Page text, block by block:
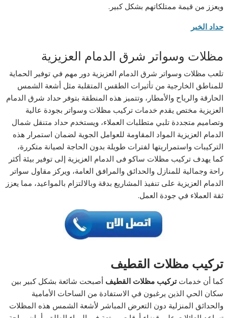
ويعزز من قيمة ممتلكاتهم بشكل كبير.
حداد الخبر
مظلات وسواتر شرق الدمام العزيزية
تلعب مظلات وسواتر شرق الدمام العزيزية دور مهم في توفير الحماية
للمناطق الخارجية من تأثيرات الطقس المتقلبة مثل أشعة الشمس
الحارقة والرياح والأمطار، وتتميز هذه المنطقة بتوفر حداد شرق الدمام
العزيزية مختص يقدم خدمات تركيب مظلات وسواتر بجودة عالية
وتصاميم متجددة تلبي متطلبات العملاء، ويستخدم حداد متنقل شمال
الدمام العزيزية المواد المقاومة للعوامل الجوية لضمان استمرار هذه
التركيبات واستمراريتها لفترات طويلة بدون الحاجة لصيانة متكررة،
كما يهدف تركيب مظلات ساكو فى الدمام العزيزية إلى توفير بيئة أكثر
راحة وجمالية للمنازل والحدائق والمرافق العامة، ويركز مقاول سواتر
الدمام العزيزية على تنفيذ المشاريع بدقة وبالالتزام بالمواعيد، مما يعزز
ثقة العملاء في جودة العمل.
تركيب مظلات القطيف
كما أن خدماتتركيب مظلات القطيفأصبحت شائعة بشكل كبير بين
سكان الحي الذين يرغبون في الاستفادة من الساحات الأمامية
والحدائق المنزلية دون التعرض المباشر لأشعة الشمس هذه المظلات